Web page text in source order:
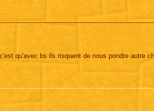
qu'avec bs ils risquent de nous pondre autre